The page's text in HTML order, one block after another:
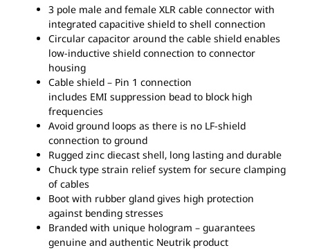
3 pole male and female XLR cable connector with
integrated capacitive shield to shell connection
Circular capacitor around the cable shield enables
low-inductive shield connection to connector
housing
Cable shield – Pin 1 connection
includes EMI suppression bead to block high
frequencies
Avoid ground loops as there is no LF-shield
connection to ground
Rugged zinc diecast shell, long lasting and durable
Chuck type strain relief system for secure clamping
of cables
Boot with rubber gland gives high protection
against bending stresses
Branded with unique hologram – guarantees
genuine and authentic Neutrik product